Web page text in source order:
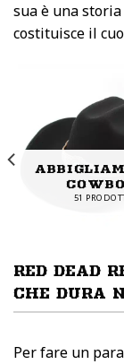
sua è una
costituisce il
51
RED DEAD
CHE DURA
Per fare un